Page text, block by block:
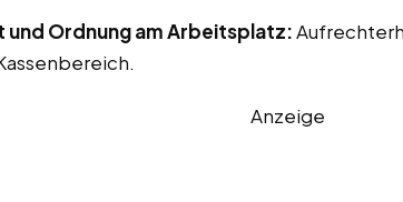
und Ordnung am Arbeitsplatz:
Anzeige